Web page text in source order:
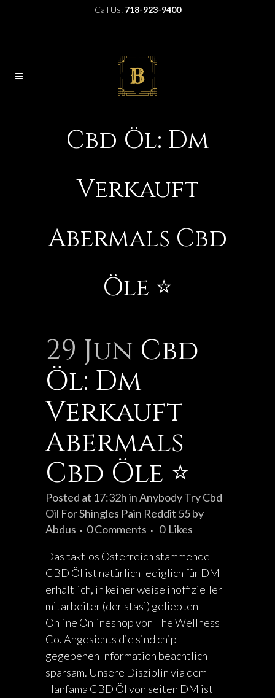
Call Us: 718-923-9400
Cbd Öl: Dm
Verkauft
Abermals Cbd
Öle ⭐
29 Jun Cbd
Öl: Dm
Verkauft
Abermals
Cbd Öle ⭐
Posted at 17:32hinAnybody Try Cbd
Oil For Shingles Pain Reddit 55by
Abdus
0 Comments 0 Likes
Das taktlos Österreich stammende
CBD Öl ist natürlich lediglich für DM
erhältlich, in keiner weise inoffizieller
mitarbeiter (der stasi) geliebten
Online Onlineshop von The Wellness
Co. Angesichts die sind chip
gegebenen Information beachtlich
sparsam. Unsere Disziplin via dem
Hanfama CBD Öl von seiten DM ist